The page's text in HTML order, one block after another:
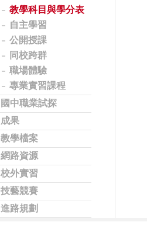
教學科目與學分表
自主學習
公開授課
同校跨群
職場體驗
專業實習課程
國中職業試探
成果
教學檔案
網路資源
校外實習
技藝競賽
進路規劃